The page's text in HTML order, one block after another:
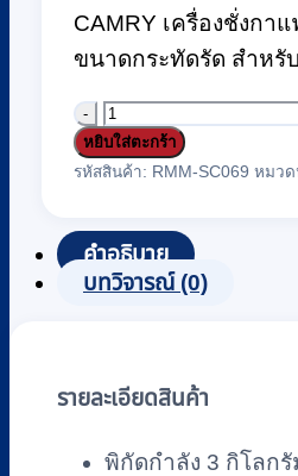
CAMRY เครื่องชั่งกา
ขนาดกระทัดรัด สำหรั
จำนวน
เครื่อง
หนัก
กาแฟ
CAMRY
EK2912R
หยิบใส่ตะกร้า
รหัสสินค้า: RMM-SC069 หมวด
คำอธิบาย
บทวิจารณ์ (0)
รายละเอียดสินค้า
พิกัดกำลัง 3 กิโลกรั